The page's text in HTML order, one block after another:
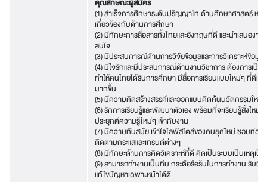
คุณลักษณะผู้สมัคร
(1) สำเร็จการศึกษาระดับปริญญาโท ด้านศึกษาศาสตร์ หรื
เกี่ยวข้องกับด้านการศึกษา
(2) มีทักษะการสื่อสารทั้งไทยและอังกฤษที่ดี และนำเสนองาน
สนใจ
(3) มีประสบการณ์ด้านการวิจัยข้อมูลและการวิเคราะห์ข้อมูล
(4) มีใจรักและมีประสบการณ์ด้านงานวิชาการ ต้องการเป็
ทำให้คนไทยได้รับการศึกษา มีสื่อการเรียนแบบใหม่ๆ ที่ดีแ
มากขึ้น
(5) มีความคิดสร้างสรรค์และออกแบบคิดค้นนวัตกรรมใหม่ๆ
(6) รักการเรียนรู้และพัฒนาตัวเอง พร้อมที่จะเรียนรู้สิ่งใหม่ๆ
ประยุกต์ความรู้ใหม่ๆ เข้ากับงาน
(7) มีความทันสมัย เข้าใจไลฟ์สไตล์ของคนยุคใหม่ ชอบท่องโ
ติดตามกระแสและเทรนด์ต่างๆ
(8) มีทักษะด้านการคิดวิเคราะห์ที่ดี คิดเป็นระบบเป็นเหตุเป็
(9) สามารถทำงานเป็นทีม กระตือรือร้นในการทำงาน รับผิ
แก้ไขปัญหาเฉพาะหน้าได้ดี